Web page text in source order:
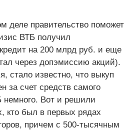
деле правительство поможет
ВТБ получил
на 200 млрд руб. и еще
через допэмиссию акций).
стало известно, что выкуп
за счет средств самого
немного. Вот и решили
кто был в первых рядах
причем с 500-тысячным